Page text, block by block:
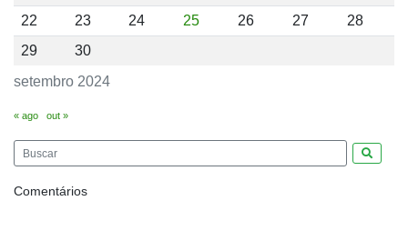
setembro 2024
22
23 24 25 26 27
28
29
30
« ago out »
Comentários